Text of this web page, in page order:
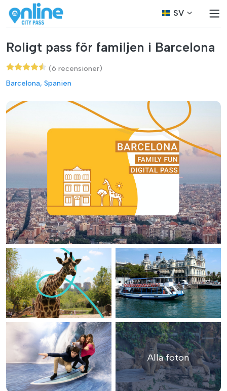
SV
Roligt pass för familjen i Barcelona
(6 recensioner)
Barcelona, Spanien
Alla foton